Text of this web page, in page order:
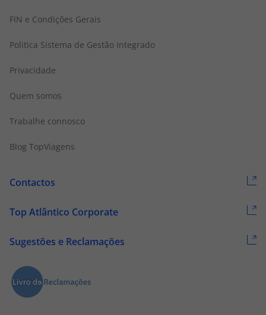
FIN e Condições Gerais
Politica Sistema de Gestão Integrado
Privacidade
Quem somos
Trabalhe connosco
Blog TopViagens
Contactos
Top Atlântico Corporate
Sugestões e Reclamações